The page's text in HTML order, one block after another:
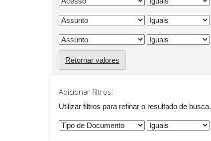
Retornar valores
Adicionar filtros:
Utilizar filtros para refinar o resultado de busca.